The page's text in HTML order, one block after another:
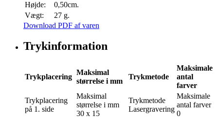
Højde:
0,50cm.
Vægt:
27 g.
Download PDF af varen
Trykinformation
Trykplacering
Maksimal
størrelse i mm
Trykmetode
Maksimale
antal
farver
Trykplacering
på 1. side
Maksimal
størrelse i mm
30 x 15
Trykmetode
Lasergravering
Maksimale
antal farver
0